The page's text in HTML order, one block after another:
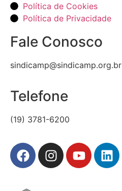
Política de Cookies
Política de Privacidade
Fale Conosco
sindicamp@sindicamp.org.br
Telefone
(19) 3781-6200